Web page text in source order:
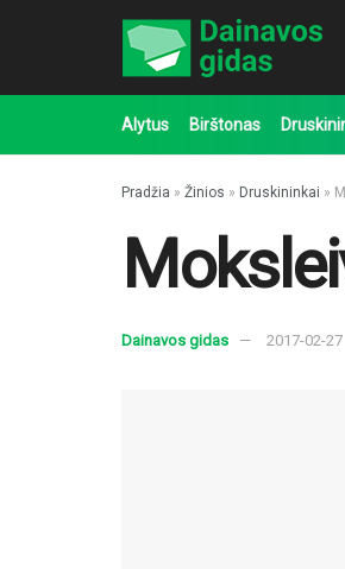
Alytus Birštonas
Pradžia » Žinios » Druskininkai »
Dainavos gidas 2017-02-27